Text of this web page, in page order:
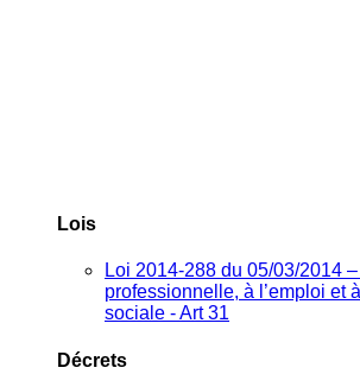
Lois
Loi 2014-288 du 05/03/2014
professionnelle, à l’emploi et
sociale - Art 31
Décrets